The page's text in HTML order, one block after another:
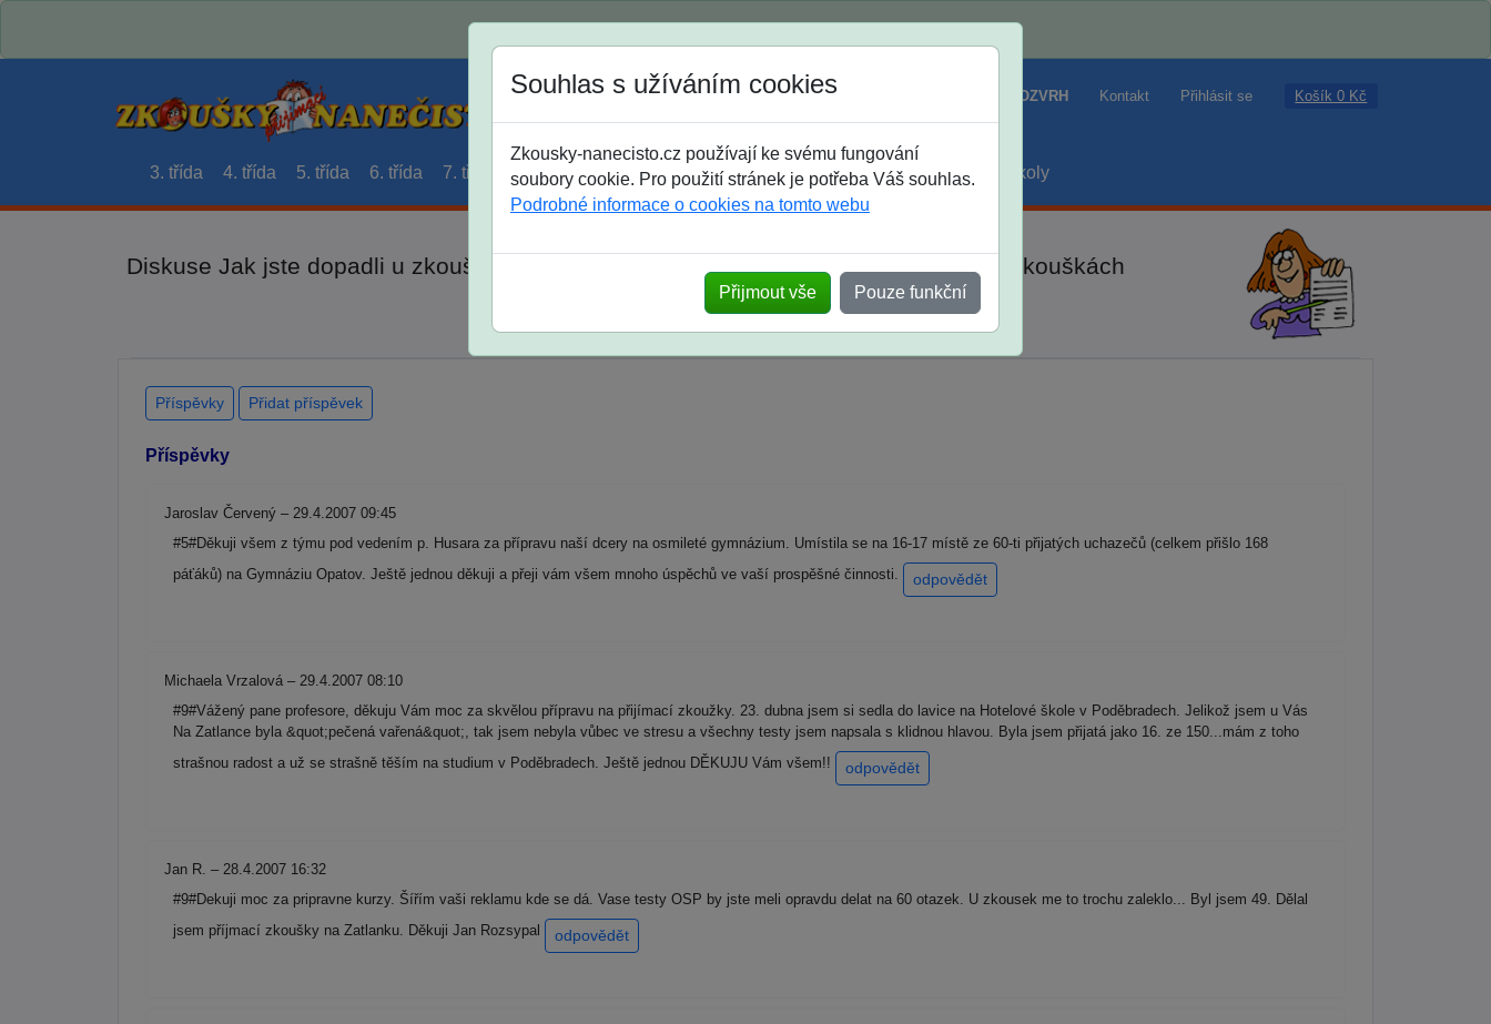
Jak si vybrat ROZVRH Kontakt Přihlásit se Košík 0 Kč
3. třída 4. třída 5. třída 6. třída 7. třída 8. třída 9. třída střední maturanti soutěže prázdniny školy
Diskuse Jak jste dopadli u zkoušek na SŠ? Vaše ohlasy po skutečných přijímacích zkouškách
Souhlas s užíváním cookies
Zkousky-nanecisto.cz používají ke svému fungování
soubory cookie. Pro použití stránek je potřeba Váš souhlas.
Podrobné informace o cookies na tomto webu
Přijmout vše Pouze funkční
Příspěvky Přidat příspěvek
Příspěvky
Jaroslav Červený – 29.4.2007 09:45
#5#Děkuji všem z týmu pod vedením p. Husara za přípravu naší dcery na osmileté gymnázium. Umístila se na 16-17 místě ze 60-ti přijatých uchazečů (celkem přišlo 168
páťáků) na Gymnáziu Opatov. Ještě jednou děkuji a přeji vám všem mnoho úspěchů ve vaší prospěšné činnosti.
odpovědět
Michaela Vrzalová – 29.4.2007 08:10
#9#Vážený pane profesore, děkuju Vám moc za skvělou přípravu na přijímací zkoužky. 23. dubna jsem si sedla do lavice na Hotelové škole v Poděbradech. Jelikož jsem u Vás
Na Zatlance byla &quot;pečená vařená&quot;, tak jsem nebyla vůbec ve stresu a všechny testy jsem napsala s klidnou hlavou. Byla jsem přijatá jako 16. ze 150...mám z toho
strašnou radost a už se strašně těším na studium v Poděbradech. Ještě jednou DĚKUJU Vám všem!!
odpovědět
Jan R. – 28.4.2007 16:32
#9#Dekuji moc za pripravne kurzy. Šířím vaši reklamu kde se dá. Vase testy OSP by jste meli opravdu delat na 60 otazek. U zkousek me to trochu zaleklo... Byl jsem 49. Dělal
jsem příjmací zkoušky na Zatlanku. Děkuji Jan Rozsypal
odpovědět